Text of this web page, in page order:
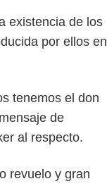
existencia de los
por ellos en
tenemos el don
de
al respecto.
revuelo y gran